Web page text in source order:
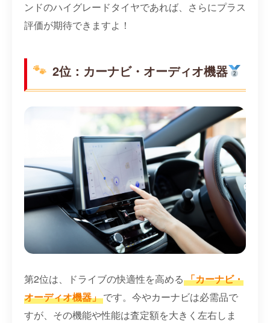
ンドのハイグレードタイヤであれば、さらにプラス
評価が期待できますよ！
2位：カーナビ・オーディオ機器
第2位は、ドライブの快適性を高める 「カーナビ・
オーディオ機器」です。今やカーナビは必需品で
すが、その機能や性能は査定額を大きく左右しま